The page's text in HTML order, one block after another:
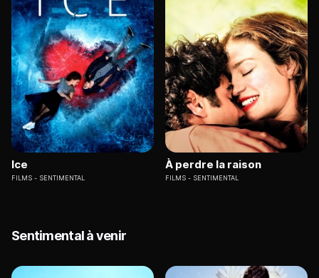
Ice
FILMS SENTIMENTAL
À perdre la raison
FILMS SENTIMENTAL
Sentimental à venir